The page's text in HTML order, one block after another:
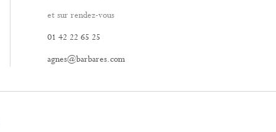
et sur rendez-vous
01 42 22 65 25
agnes@barbares.com